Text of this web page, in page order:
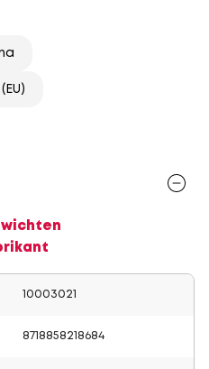
10003021
8718858218684